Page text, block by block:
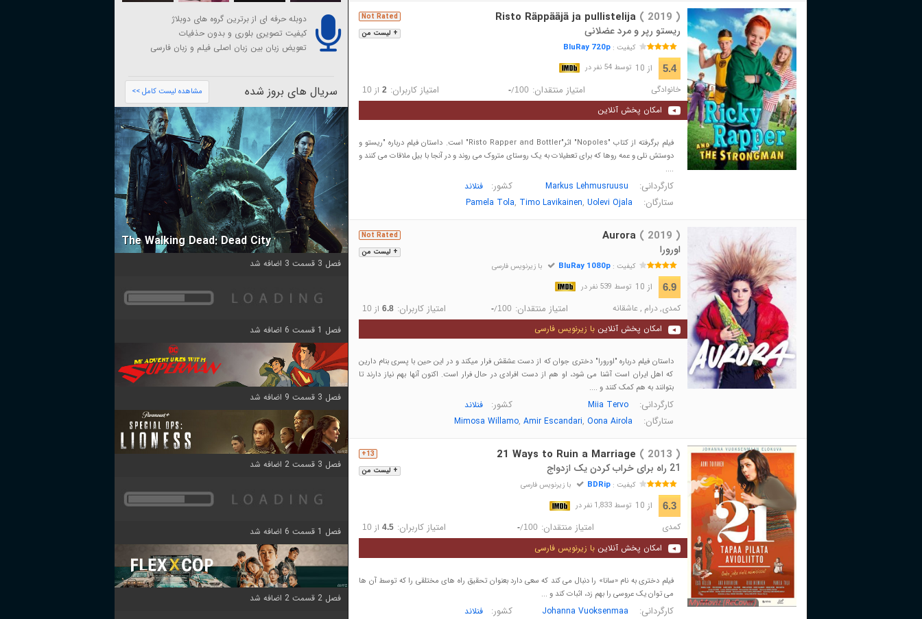
+ لیست من
Not Rated Risto Räppääjä ja pullistelija( 2019 )
ریستو رپر و مرد عضلانی
کیفیت :BluRay 720p
5.4 از 10 توسط 54 نفر در
خانوادگی امتیاز منتقدان: -/100 امتیاز کاربران: 2 از 10
امکان پخش آنلاین
فیلم برگرفته از کتاب "Nopoles" اثر"Risto Rapper and Bottler" است. داستان فیلم درباره "ریستو و
دوستش نلی و عمه روها که برای تعطیلات به یک روستای متروک می روند و در آنجا با بیل ملاقات می کنند و
....
کارگردانی: Markus Lehmusruusu کشور: فنلاند
ستارگان: Pamela Tola, Timo Lavikainen, Uolevi Ojala
+ لیست من
Not Rated Aurora( 2019 )
اورورا
کیفیت :BluRay 1080p با زیرنویس فارسی
6.9 از 10 توسط 539 نفر در
کمدی,درام ,عاشقانه امتیاز منتقدان: -/100 امتیاز کاربران: 6.8 از 10
امکان پخش آنلاین با زیرنویس فارسی
داستان فیلم درباره "اورورا" دختری جوان که از دست عشقش فرار میکند و در این حین با پسری بنام دارین
که اهل ایران است آشنا می شود، او هم از دست افرادی در حال فرار است. اکنون آنها بهم نیاز دارند تا
بتوانند به هم کمک کنند و ....
کارگردانی:Miia Tervo کشور: فنلاند
ستارگان: Mimosa Willamo, Amir Escandari, Oona Airola
+ لیست من
13+ 21 Ways to Ruin a Marriage ( 2013 )
21 راه برای خراب کردن یک ازدواج
کیفیت :BDRip با زیرنویس فارسی
6.3 از 10 توسط 1,833 نفر در
کمدی امتیاز منتقدان: -/100 امتیاز کاربران: 4.5 از 10
امکان پخش آنلاین با زیرنویس فارسی
فیلم دختری به نام «سانا» را دنبال می کند که سعی دارد بعنوان تحقیق راه های مختلقی را که توسط آن ها
می توان یک عروسی را بهم زد، اثبات کند و ...
کارگردانی: Johanna Vuoksenmaa کشور: فنلاند
دوبله حرفه ای از برترین گروه های دوبلاژ
کیفیت تصویری بلوری و بدون حذفیات
تعویض زبان بین زبان اصلی فیلم و زبان فارسی
سریال های بروز شده مشاهده لیست کامل >>
The Walking Dead: Dead City
فصل 3 قسمت 3 اضافه شد
فصل 1 قسمت 6 اضافه شد
فصل 3 قسمت 9 اضافه شد
فصل 3 قسمت 2 اضافه شد
فصل 1 قسمت 6 اضافه شد
فصل 2 قسمت 2 اضافه شد